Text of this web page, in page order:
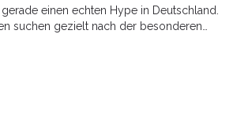
einen echten Hype in Deutschland.
suchen gezielt nach der besonderen
was sie so einzigartig macht und
Es gibt spannende Hintergründe,
Hinweise für alle, die sich dafür
du nach dem Lesen, ob diese